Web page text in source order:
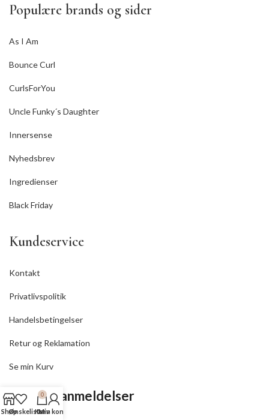
Populære brands og sider
As I Am
Bounce Curl
CurlsForYou
Uncle Funky´s Daughter
Innersense
Nyhedsbrev
Ingredienser
Black Friday
Kundeservice
Kontakt
Privatlivspolitik
Handelsbetingelser
Retur og Reklamation
Se min Kurv
⭐ Kundeanmeldelser
ShopØnskeliste
0
Kurv
Min konto